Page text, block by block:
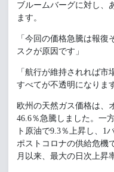
ブルームバーグに対し、
ます。
「今回の価格急騰は報
スクが原因です」
「航行が維持されれば
すべてが不透明になりま
欧州の天然ガス価格は、
46.6％急騰しました。一
ト原油で9.3％上昇し、1
ポストコロナの供給危機
月以来、最大の日次上昇